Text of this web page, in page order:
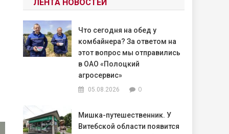
ЛЕНТА НОВОСТЕЙ
Что сегодня на обед у
комбайнера? За ответом на
этот вопрос мы отправились
в ОАО «Полоцкий
агросервис»
05.08.2026 0
Мишка-путешественник. У
Витебской области появится